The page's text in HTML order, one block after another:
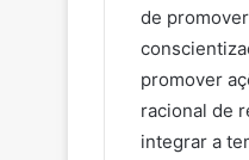
de
promover
racional de
integrar a